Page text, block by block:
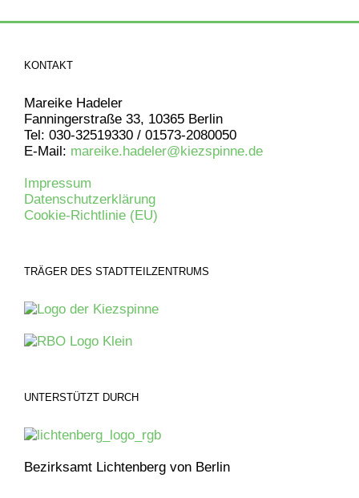
KONTAKT
Mareike Hadeler
Fanningerstraße 33, 10365 Berlin
Tel: 030-32519330 / 01573-2080050
E-Mail: mareike.hadeler@kiezspinne.de
Impressum
Datenschutzerklärung
Cookie-Richtlinie (EU)
TRÄGER DES STADTTEILZENTRUMS
UNTERSTÜTZT DURCH
Bezirksamt Lichtenberg von Berlin